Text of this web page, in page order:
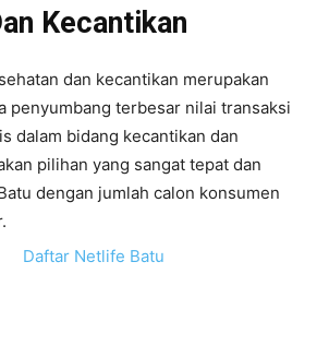
Kecantikan
dan kecantikan merupakan
penyumbang terbesar nilai transaksi
dalam bidang kecantikan dan
pilihan yang sangat tepat dan
dengan jumlah calon konsumen